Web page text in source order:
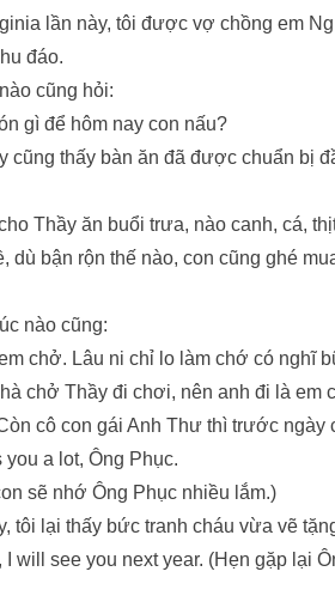
lần này, tôi được vợ chồng em
đáo.
cũng hỏi:
gì để hôm nay con nấu?
cũng thấy bàn ăn đã được chuẩn bị
Thầy ăn buổi trưa, nào canh, cá,
dù bận rộn thế nào, con cũng ghé
nào cũng:
chở. Lâu ni chỉ lo làm chớ có nghĩ
chở Thầy đi chơi, nên anh đi là em
cô con gái Anh Thư thì trước ngày
you a lot, Ông Phục.
sẽ nhớ Ông Phục nhiều lắm.)
tôi lại thấy bức tranh cháu vừa vẽ
will see you next year. (Hẹn gặp lại